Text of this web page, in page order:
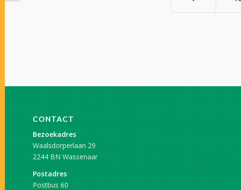
CONTACT
Bezoekadres
Waalsdorperlaan 29
2244 BN Wassenaar
Postadres
Postbus 60